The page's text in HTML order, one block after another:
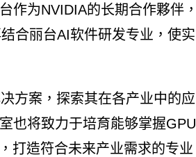
作为NVIDIA的长期合作夥伴，
合丽台AI软件研发专业，使实
方案，探索其在各产业中的应
也将致力于培育能够掌握GPU
打造符合未来产业需求的专业